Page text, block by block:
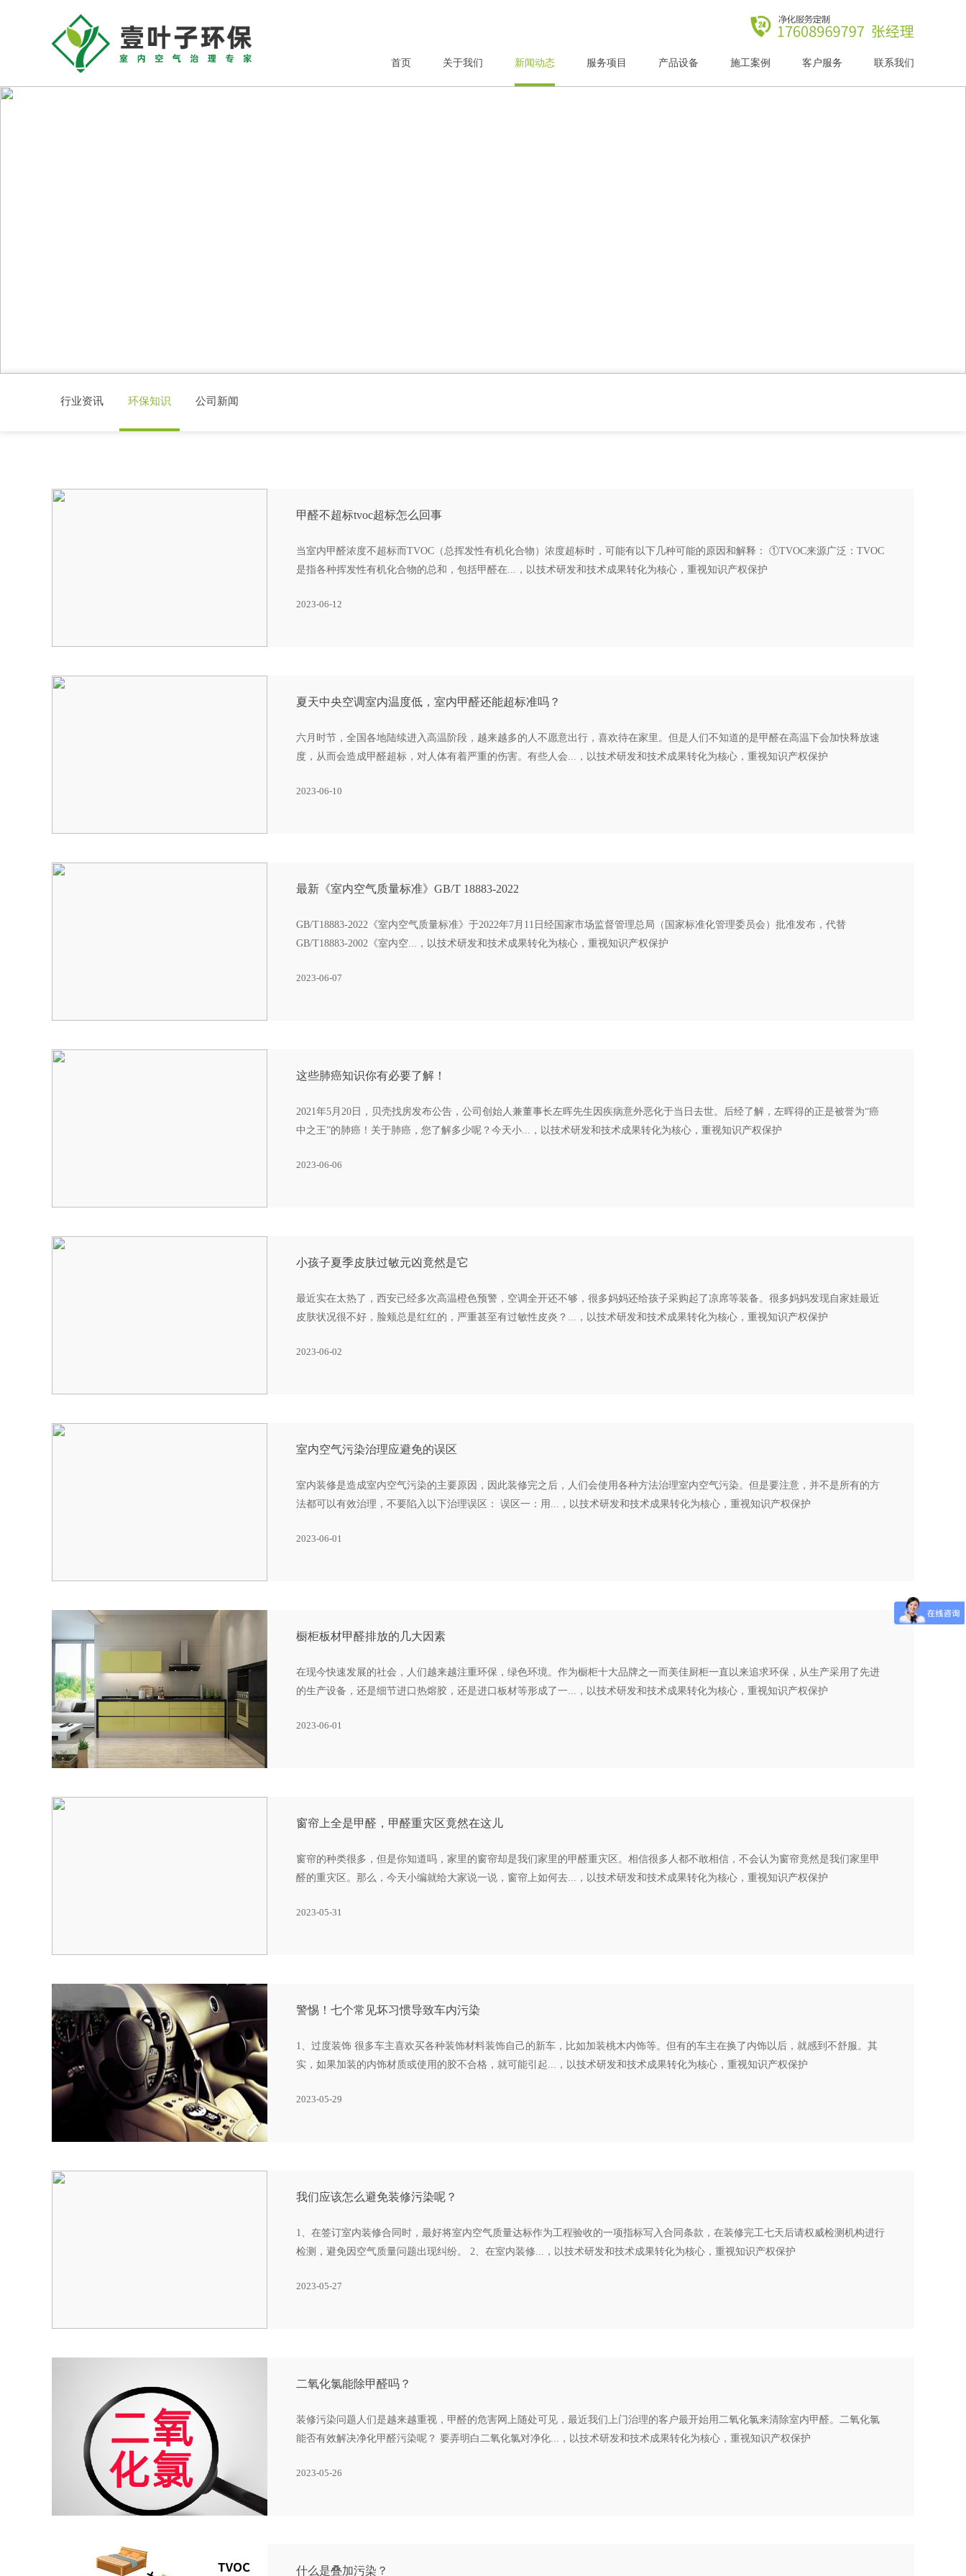
首页 关于我们 新闻动态 服务项目 产品设备 施工案例 客户服务 联系我们
行业资讯 环保知识 公司新闻
甲醛不超标tvoc超标怎么回事
当室内甲醛浓度不超标而TVOC（总挥发性有机化合物）浓度超标时，可能有以下几种可能的原因和解释： ①TVOC来源广泛：TVOC
是指各种挥发性有机化合物的总和，包括甲醛在...，以技术研发和技术成果转化为核心，重视知识产权保护
2023-06-12
夏天中央空调室内温度低，室内甲醛还能超标准吗？
六月时节，全国各地陆续进入高温阶段，越来越多的人不愿意出行，喜欢待在家里。但是人们不知道的是甲醛在高温下会加快释放速
度，从而会造成甲醛超标，对人体有着严重的伤害。有些人会...，以技术研发和技术成果转化为核心，重视知识产权保护
2023-06-10
最新《室内空气质量标准》GB/T 18883-2022
GB/T18883-2022《室内空气质量标准》于2022年7月11日经国家市场监督管理总局（国家标准化管理委员会）批准发布，代替
GB/T18883-2002《室内空...，以技术研发和技术成果转化为核心，重视知识产权保护
2023-06-07
这些肺癌知识你有必要了解！
2021年5月20日，贝壳找房发布公告，公司创始人兼董事长左晖先生因疾病意外恶化于当日去世。后经了解，左晖得的正是被誉为“癌
中之王”的肺癌！关于肺癌，您了解多少呢？今天小...，以技术研发和技术成果转化为核心，重视知识产权保护
2023-06-06
小孩子夏季皮肤过敏元凶竟然是它
最近实在太热了，西安已经多次高温橙色预警，空调全开还不够，很多妈妈还给孩子采购起了凉席等装备。很多妈妈发现自家娃最近
皮肤状况很不好，脸颊总是红红的，严重甚至有过敏性皮炎？...，以技术研发和技术成果转化为核心，重视知识产权保护
2023-06-02
室内空气污染治理应避免的误区
室内装修是造成室内空气污染的主要原因，因此装修完之后，人们会使用各种方法治理室内空气污染。但是要注意，并不是所有的方
法都可以有效治理，不要陷入以下治理误区： 误区一：用...，以技术研发和技术成果转化为核心，重视知识产权保护
2023-06-01
橱柜板材甲醛排放的几大因素
在现今快速发展的社会，人们越来越注重环保，绿色环境。作为橱柜十大品牌之一而美佳厨柜一直以来追求环保，从生产采用了先进
的生产设备，还是细节进口热熔胶，还是进口板材等形成了一...，以技术研发和技术成果转化为核心，重视知识产权保护
2023-06-01
窗帘上全是甲醛，甲醛重灾区竟然在这儿
窗帘的种类很多，但是你知道吗，家里的窗帘却是我们家里的甲醛重灾区。相信很多人都不敢相信，不会认为窗帘竟然是我们家里甲
醛的重灾区。那么，今天小编就给大家说一说，窗帘上如何去...，以技术研发和技术成果转化为核心，重视知识产权保护
2023-05-31
警惕！七个常见坏习惯导致车内污染
1、过度装饰 很多车主喜欢买各种装饰材料装饰自己的新车，比如加装桃木内饰等。但有的车主在换了内饰以后，就感到不舒服。其
实，如果加装的内饰材质或使用的胶不合格，就可能引起...，以技术研发和技术成果转化为核心，重视知识产权保护
2023-05-29
我们应该怎么避免装修污染呢？
1、在签订室内装修合同时，最好将室内空气质量达标作为工程验收的一项指标写入合同条款，在装修完工七天后请权威检测机构进行
检测，避免因空气质量问题出现纠纷。 2、在室内装修...，以技术研发和技术成果转化为核心，重视知识产权保护
2023-05-27
二氧化氯能除甲醛吗？
装修污染问题人们是越来越重视，甲醛的危害网上随处可见，最近我们上门治理的客户最开始用二氧化氯来清除室内甲醛。二氧化氯
能否有效解决净化甲醛污染呢？ 要弄明白二氧化氯对净化...，以技术研发和技术成果转化为核心，重视知识产权保护
2023-05-26
什么是叠加污染？